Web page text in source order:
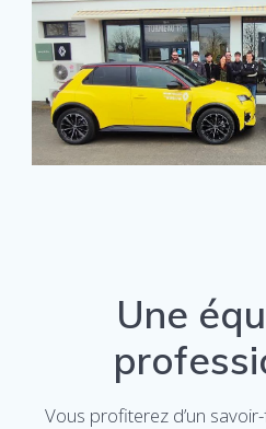
Une
Vous profiterez d’un